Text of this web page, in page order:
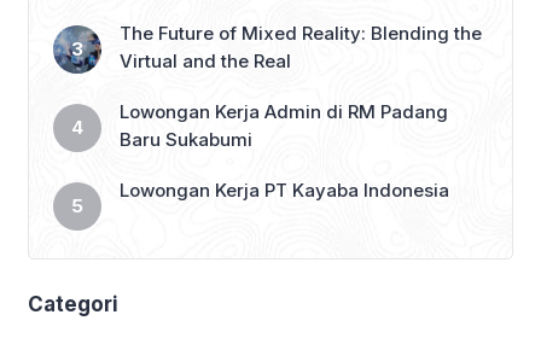
The Future of Mixed Reality: Blending the
Virtual and the Real
Lowongan Kerja Admin di RM Padang
Baru Sukabumi
Lowongan Kerja PT Kayaba Indonesia
Categori